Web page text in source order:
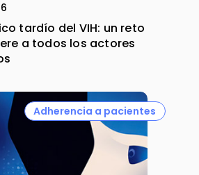
tardío del VIH: un reto
a todos los actores
Adherencia a pacientes